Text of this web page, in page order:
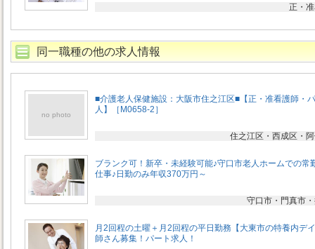
正・
同一職種の他の求人情報
no photo
■介護老人保健施設：大阪市住之江区■【正・准看護師・
人】［M0658-2］
住之江区・西成区・
ブランク可！新卒・未経験可能♪守口市老人ホームでの常
仕事♪日勤のみ年収370万円～
守口市・門真市
月2回程の土曜＋月2回程の平日勤務【大東市の特養内デ
師さん募集！パート求人！